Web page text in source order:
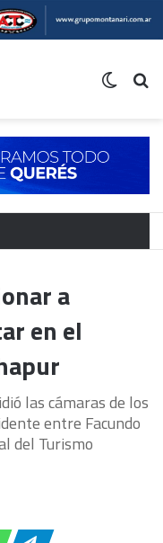
a
en el
las cámaras de los
entre Facundo
del Turismo